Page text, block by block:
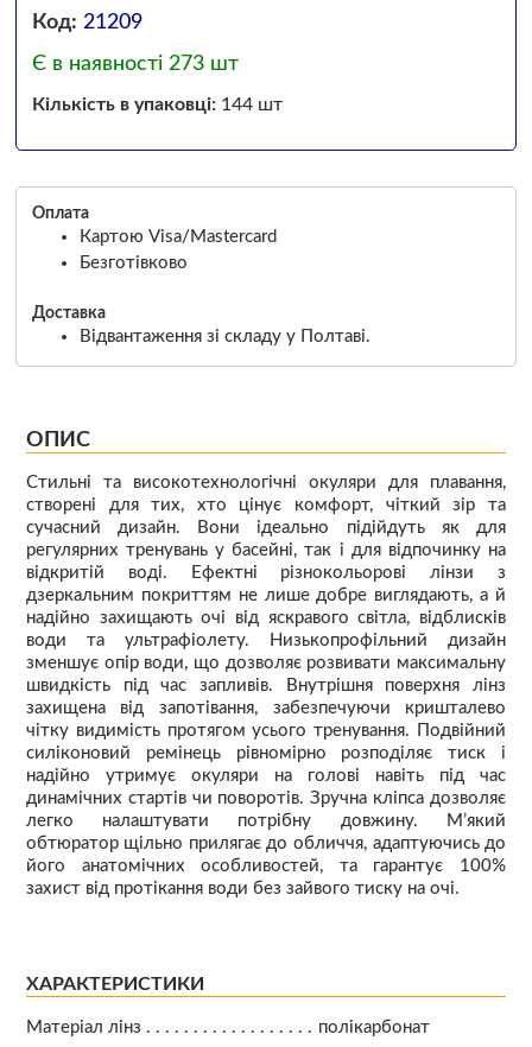
Код: 21209
Є в наявності 273 шт
Кількість в упаковці:144 шт
Оплата
Картою Visa/Mastercard
Безготівково
Доставка
Відвантаження зі складу у Полтаві.
ОПИС
Стильні та високотехнологічні окуляри для плавання,
створені для тих, хто цінує комфорт, чіткий зір та
сучасний дизайн. Вони ідеально підійдуть як для
регулярних тренувань у басейні, так і для відпочинку на
відкритій воді. Ефектні різнокольорові лінзи з
дзеркальним покриттям не лише добре виглядають, а й
надійно захищають очі від яскравого світла, відблисків
води та ультрафіолету. Низькопрофільний дизайн
зменшує опір води, що дозволяє розвивати максимальну
швидкість під час запливів. Внутрішня поверхня лінз
захищена від запотівання, забезпечуючи кришталево
чітку видимість протягом усього тренування. Подвійний
силіконовий ремінець рівномірно розподіляє тиск і
надійно утримує окуляри на голові навіть під час
динамічних стартів чи поворотів. Зручна кліпса дозволяє
легко налаштувати потрібну довжину. М’який
обтюратор щільно прилягає до обличчя, адаптуючись до
його анатомічних особливостей, та гарантує 100%
захист від протікання води без зайвого тиску на очі.
ХАРАКТЕРИСТИКИ
Матеріал лінз
полікарбонат